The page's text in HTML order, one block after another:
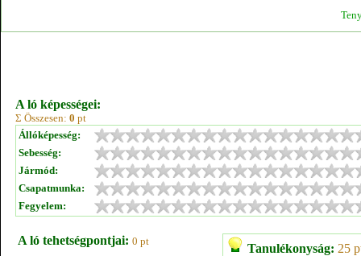
A ló képességei:
Σ Összesen: 0 pt
Állóképesség:
Sebesség:
Jármód:
Csapatmunka:
Fegyelem:
A ló tehetségpontjai: 0 pt
Tanulékonyság: 25